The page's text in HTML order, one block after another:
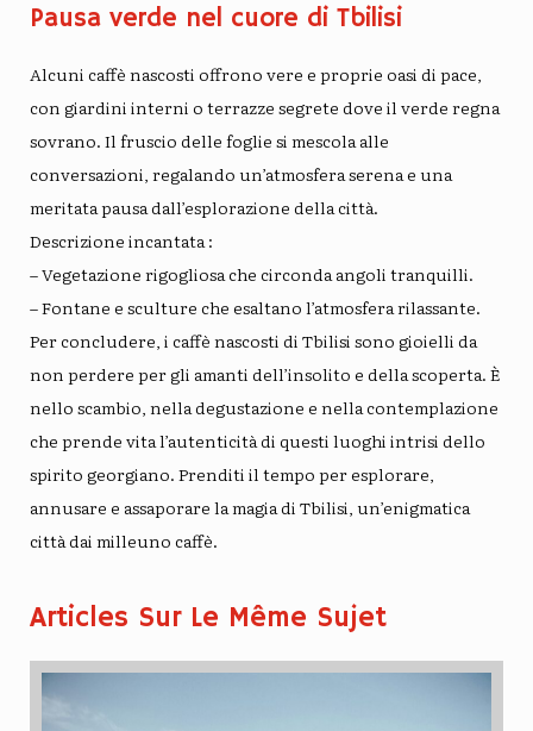
Pausa verde nel cuore di Tbilisi
Alcuni caffè nascosti offrono vere e proprie oasi di pace
con giardini interni o terrazze segrete dove il verde regna
sovrano. Il fruscio delle foglie si mescola alle
conversazioni, regalando un’atmosfera serena e una
meritata pausa dall’esplorazione della città.
Descrizione incantata :
– Vegetazione rigogliosa che circonda angoli tranquilli.
– Fontane e sculture che esaltano l’atmosfera rilassante.
Per concludere, i caffè nascosti di Tbilisi sono gioielli da
non perdere per gli amanti dell’insolito e della scoperta. È
nello scambio, nella degustazione e nella contemplazione
che prende vita l’autenticità di questi luoghi intrisi dello
spirito georgiano. Prenditi il ​​tempo per esplorare,
annusare e assaporare la magia di Tbilisi, un’enigmatica
città dai milleuno caffè.
Articles Sur Le Même Sujet